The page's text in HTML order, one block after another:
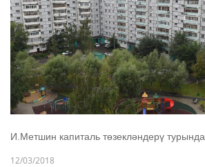
И.Метшин капиталь төзекләндерү турында
12/03/2018